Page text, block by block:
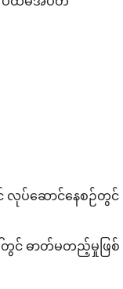
လုပ်ဆောင်နေစဉ်တွင်
တွင် ဓာတ်မတည့်မှုဖြစ်